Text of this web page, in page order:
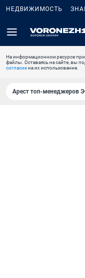
НЕДВИЖИМОСТЬ
На информационном ресурсе
файлы. Оставаясь на сайте, вы
согласиена их использование.
Арест топ-менеджеров